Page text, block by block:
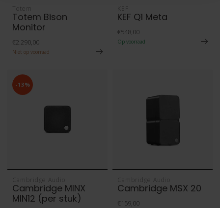
Totem
Totem Bison
Monitor
€2.290,00
Niet op voorraad
KEF
KEF Q1 Meta
€548,00
Op voorraad
-13%
Cambridge Audio
Cambridge MINX
MIN12 (per stuk)
Cambridge Audio
Cambridge MSX 20
€159,00